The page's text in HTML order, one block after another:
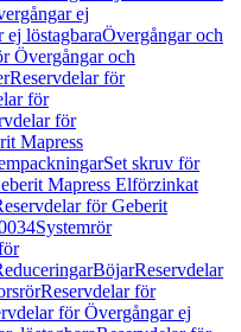
ej
ej löstagbaraÖvergångar och
Övergångar och
Reservdelar för
för
för
Mapress
Set skruv för
Mapress Elförzinkat
för Geberit
Systemrör
BöjarReservdelar
Reservdelar för
för Övergångar ej